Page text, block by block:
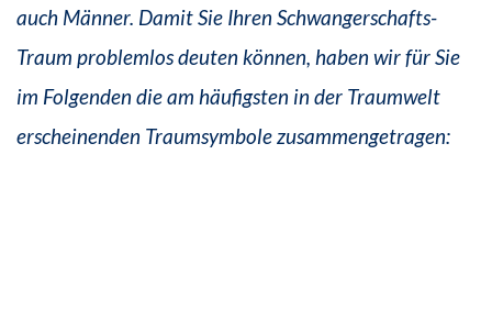
auch Männer. Damit Sie Ihren Schwangerschafts-
Traum problemlos deuten können, haben wir für Sie
im Folgenden die am häufigsten in der Traumwelt
erscheinenden Traumsymbole zusammengetragen: